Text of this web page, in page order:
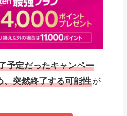
予定だったキャンペー
、突然終了する可能性が